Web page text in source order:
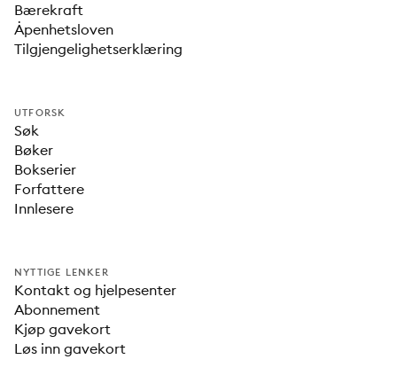
Bærekraft
Åpenhetsloven
Tilgjengelighetserklæring
UTFORSK
Søk
Bøker
Bokserier
Forfattere
Innlesere
NYTTIGE LENKER
Kontakt og hjelpesenter
Abonnement
Kjøp gavekort
Løs inn gavekort